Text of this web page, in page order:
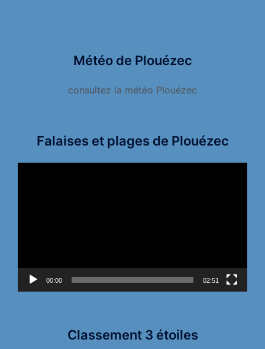
Météo de Plouézec
consultez la météo Plouézec
Falaises et plages de Plouézec
00:00 02:51
Classement 3 étoiles